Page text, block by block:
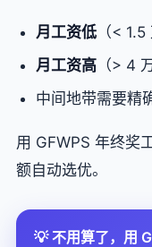
月工资低 （<
月工资高 （> 4
中间地带需要精
用 GFWPS 年终奖
额自动选优。
💡 不用算了，用